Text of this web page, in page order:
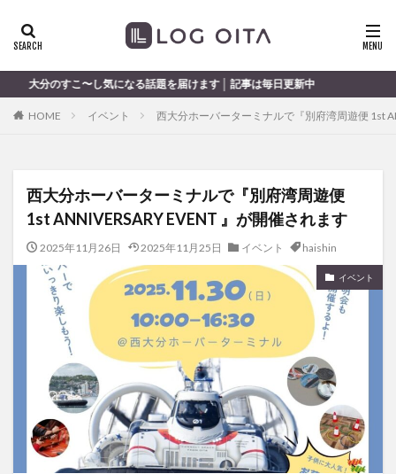
気になる話題を届けます │ 記事は毎日更新中
HOME イベント 西大分ホーバーターミナルで『別府湾周遊便 1st
西大分ホーバーターミナルで『別府湾周遊便
1st ANNIVERSARY EVENT 』が開催されます
2025年11月26日 2025年11月25日 イベント haishin
イベント
ディナー
haishin
haisin haisnin hasihin
hasishin
hishin
hqaishin JR kaiten
line
OPA
Paypay PR TOKIPO
TOYOTA
あじさい
いちご
おでかけ
お土産
お弁当 かき氷
からあげ
くじゅう連山
ねとらぼ
ひまわり
ふるさと納税
みかん
むし湯
わさだタウン
わったん
アイススケート
アウトドア
アサイーボウル
アフリカンサファリ
アミュプラザおおいた
アレンジレシピ
アートプラザ
イタリア料理